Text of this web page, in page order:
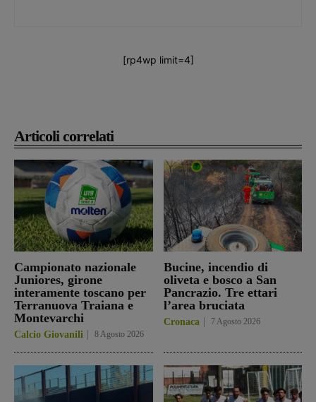
Articoli correlati
Campionato nazionale
Juniores, girone
interamente toscano per
Terranuova Traiana e
Montevarchi
Calcio Giovanili 8 Agosto 2026
Bucine, incendio di
oliveta e bosco a San
Pancrazio. Tre ettari
l’area bruciata
Cronaca 7 Agosto 2026
[rp4wp limit=4]